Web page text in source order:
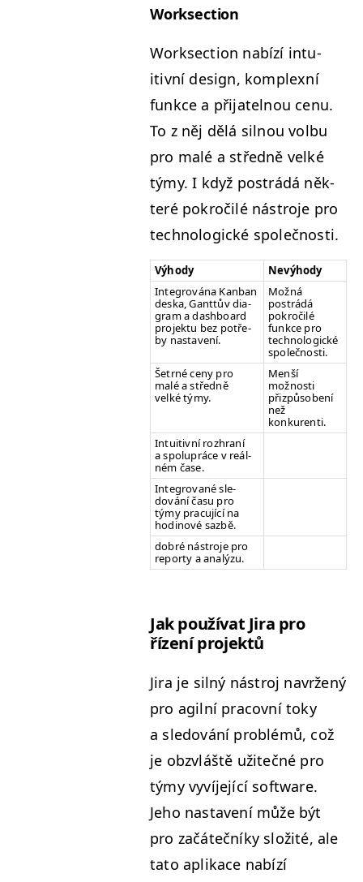
Worksection
Work­sec­tion nabízí intu­
itivní design, kom­plexní
funkce a při­jatel­nou cenu.
To z něj dělá sil­nou vol­bu
pro malé a střed­ně velké
týmy. I když postrádá něk­
teré pokročilé nástro­je pro
tech­no­log­ické společnosti.
Výhody
Nevýhody
Inte­grová­na Kan­ban
des­ka, Gant­tův dia­
gram a dash­board
pro­jek­tu bez potře­
by nastavení.
Možná
postrádá
pokročilé
funkce pro
tech­no­log­ické
společnosti.
Šetrné ceny pro
malé a střed­ně
velké týmy.
Menší
možnos­ti
přizpů­sobení
než
konkurenti.
Intu­itivní rozhraní
a spolupráce v reál­
ném čase.
Inte­grované sle­
dování času pro
týmy pracu­jící na
hodi­nové sazbě.
dobré nástro­je pro
reporty a analýzu.
Jak použí­vat Jira pro
řízení projektů
Jira je sil­ný nástroj navržený
pro agilní pra­cov­ní toky
a sle­dování prob­lémů, což
je obzvláště užitečné pro
týmy vyví­je­jící soft­ware.
Jeho nas­tavení může být
pro začátečníky složité, ale
tato aplikace nabízí